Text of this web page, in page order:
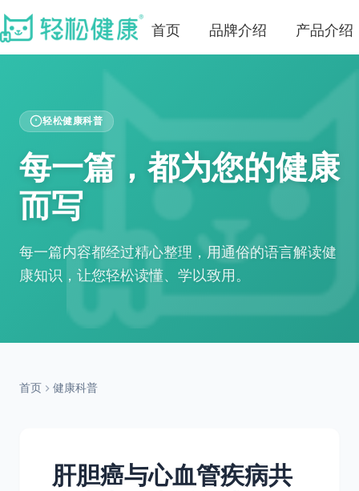
首页 品牌介绍 产品介绍
轻松健康科普
每一篇，都为您的健康
而写
每一篇内容都经过精心整理，用通俗的语言解读健
康知识，让您轻松读懂、学以致用。
首页 健康科普
肝胆癌与心血管疾病共